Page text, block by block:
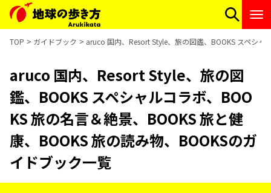
TOP ガイドブック aruco 国内、Resort Style、旅の図鑑、BOOKS スペシャ
aruco 国内、Resort Style、旅の図
鑑、BOOKS スペシャルコラボ、BOO
KS 旅の名言＆絶景、BOOKS 旅と健
康、BOOKS 旅の読み物、BOOKSのガ
イドブック一覧